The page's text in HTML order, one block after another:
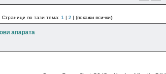
Страници по тази тема: 1 | 2 | (покажи всички)
апарата